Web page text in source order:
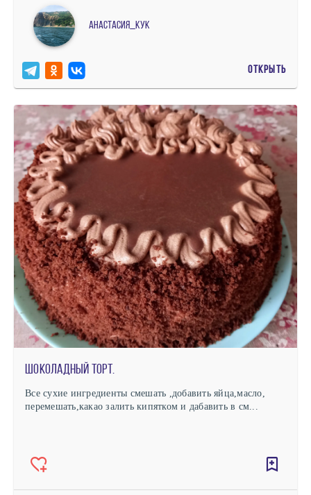
Анастасия_кук
ОТКРЫТЬ
Шоколадный торт.
Все сухие ингредиенты смешать ,добавить яйца,масло,
перемешать,какао залить кипятком и дабавить в см...